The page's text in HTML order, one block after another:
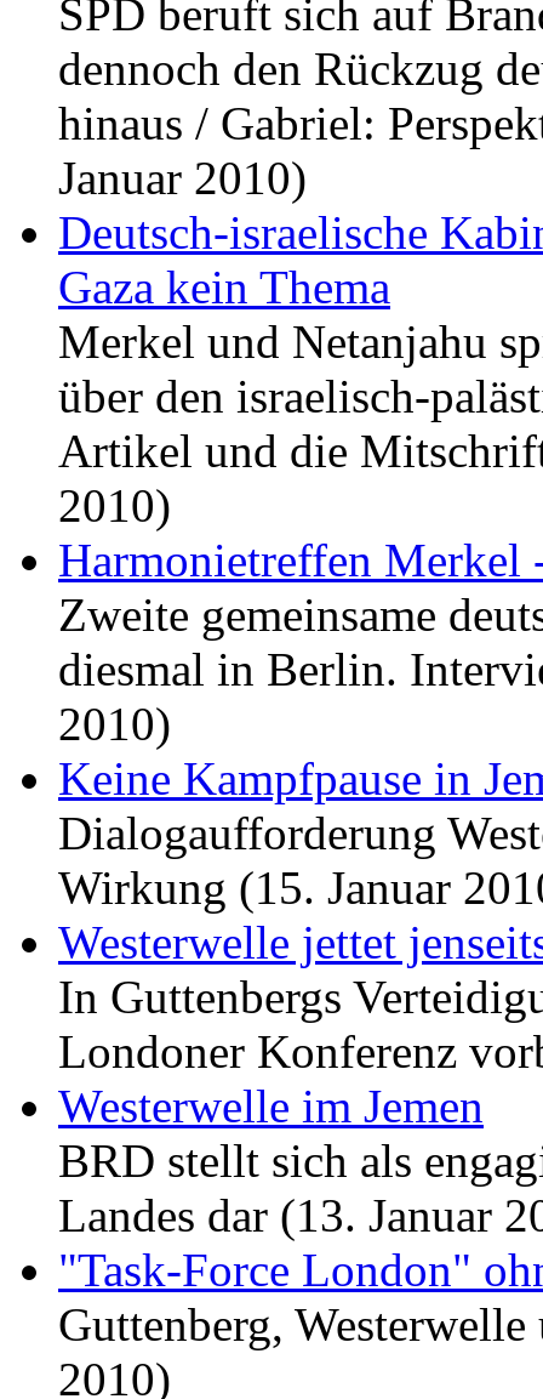
SPD beruft sich auf
dennoch den Rückzug
hinaus / Gabriel:
Januar 2010)
Deutsch-israelische
Gaza kein Thema
Merkel und Netanjahu
über den israelisch-
Artikel und die
2010)
Harmonietreffen Merkel
Zweite gemeinsame
diesmal in Berlin.
2010)
Keine Kampfpause in
Dialogaufforderung
Wirkung (15. Januar
Westerwelle jettet
In Guttenbergs
Londoner Konferenz
Westerwelle im Jemen
BRD stellt sich als
Landes dar (13. Januar
"Task-Force London"
Guttenberg,
2010)